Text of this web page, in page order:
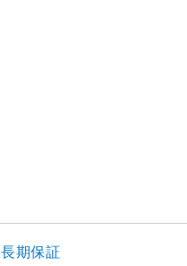
長期保証